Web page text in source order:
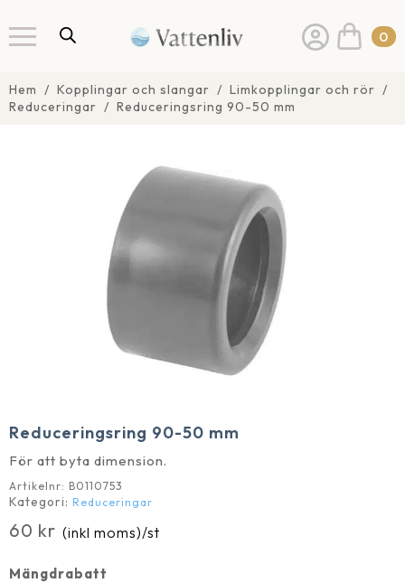
0
Hem Kopplingar och slangar
Limkopplingar och rör
Reduceringar
Reduceringsring 90-50 mm
Reduceringsring 90-50 mm
För att byta dimension.
Artikelnr: B0110753
Kategori: Reduceringar
60 kr (inkl moms)/st
Mängdrabatt